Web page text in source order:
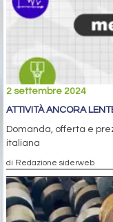
2 settembre 2024
ATTIVITÀ ANCORA
Domanda, offerta e
italiana
di Redazione siderweb